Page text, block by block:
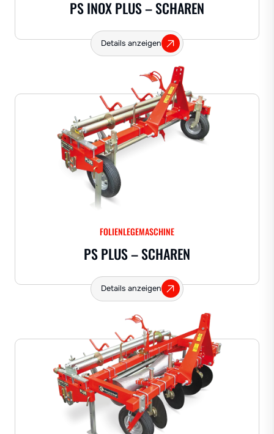
PS INOX PLUS – SCHAREN
Details anzeigen
FOLIENLEGEMASCHINE
PS PLUS – SCHAREN
Details anzeigen